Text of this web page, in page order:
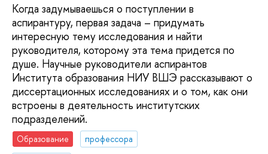
Когда задумываешься о поступлении в
аспирантуру, первая задача – придумать
интересную тему исследования и найти
руководителя, которому эта тема придется по
душе. Научные руководители аспирантов
Института образования НИУ ВШЭ рассказывают о
диссертационных исследованиях и о том, как они
встроены в деятельность институтских
подразделений.
Образование
профессора